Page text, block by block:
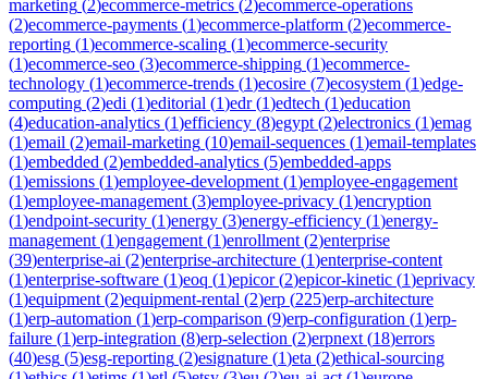
marketing (2)ecommerce-metrics (2)ecommerce-operations
(2)ecommerce-payments (1)ecommerce-platform (2)ecommerce-
reporting (1)ecommerce-scaling (1)ecommerce-security
(1)ecommerce-seo (3)ecommerce-shipping (1)ecommerce-
technology (1)ecommerce-trends (1)ecosire (7)ecosystem (1)edge-
computing (2)edi (1)editorial (1)edr(1)edtech (1)education
(4)education-analytics (1)efficiency (8)egypt (2)electronics (1)emag
(1)email (2)email-marketing (10)email-sequences (1)email-templates
(1)embedded (2)embedded-analytics (5)embedded-apps
(1)emissions (1)employee-development (1)employee-engagement
(1)employee-management (3)employee-privacy (1)encryption
(1)endpoint-security (1)energy (3)energy-efficiency (1)energy-
management (1)engagement (1)enrollment (2)enterprise
(39)enterprise-ai (2)enterprise-architecture (1)enterprise-content
(1)enterprise-software (1)eoq (1)epicor(2)epicor-kinetic (1)eprivacy
(1)equipment (2)equipment-rental (2)erp (225)erp-architecture
(1)erp-automation (1)erp-comparison (9)erp-configuration (1)erp-
failure (1)erp-integration (8)erp-selection (2)erpnext (18)errors
(40)esg (5)esg-reporting (2)esignature (1)eta (2)ethical-sourcing